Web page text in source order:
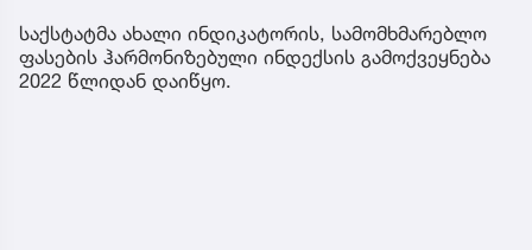
საქსტატმა ახალი ინდიკატორის, სამომხმარებლო
ფასების ჰარმონიზებული ინდექსის გამოქვეყნება
2022 წლიდან დაიწყო.